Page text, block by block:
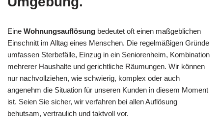
Eine Wohnungsauflösung bedeutet oft einen maßgeblichen
Einschnitt im Alltag eines Menschen. Die regelmäßigen Gründe
umfassen Sterbefälle, Einzug in ein Seniorenheim, Kombination
mehrerer Haushalte und gerichtliche Räumungen. Wir können
nur nachvollziehen, wie schwierig, komplex oder auch
angenehm die Situation für unseren Kunden in diesem Moment
ist. Seien Sie sicher, wir verfahren bei allen Auflösung
behutsam, vertraulich und taktvoll vor.